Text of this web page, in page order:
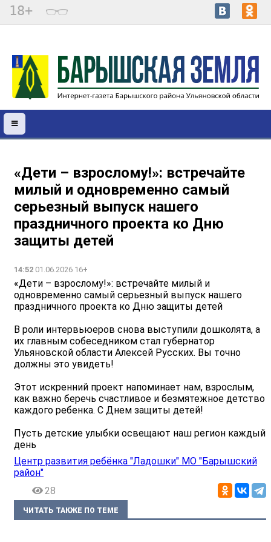
18+
«Дети – взрослому!»: встречайте
милый и одновременно самый
серьезный выпуск нашего
праздничного проекта ко Дню
защиты детей
14:52 01.06.2026 16+
«Дети – взрослому!»: встречайте милый и
одновременно самый серьезный выпуск нашего
праздничного проекта ко Дню защиты детей
В роли интервьюеров снова выступили дошколята, а
их главным собеседником стал губернатор
Ульяновской области Алексей Русских. Вы точно
должны это увидеть!
Этот искренний проект напоминает нам, взрослым,
как важно беречь счастливое и безмятежное детство
каждого ребенка. С Днем защиты детей!
Пусть детские улыбки освещают наш регион каждый
день
Центр развития ребёнка "Ладошки" МО "Барышский
район"
28
ЧИТАТЬ ТАКЖЕ ПО ТЕМЕ